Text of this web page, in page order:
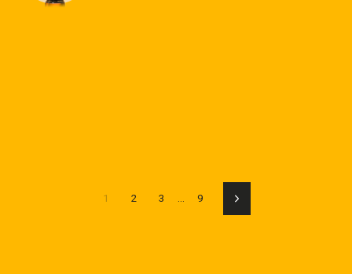
1 2 3 9 Suivant